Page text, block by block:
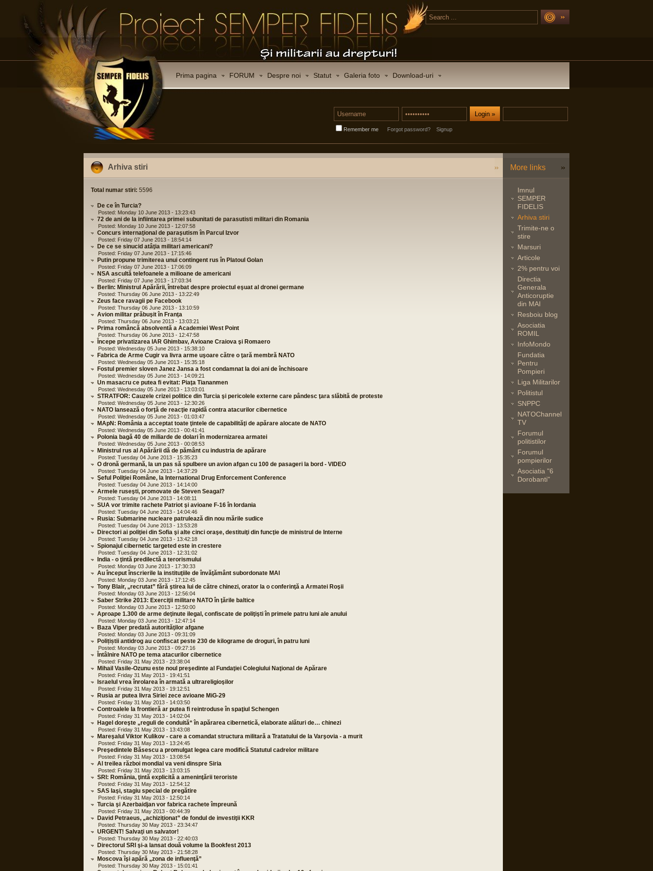
Prima pagina FORUM Despre noi Statut Galeria foto Download-uri
Remember me Forgot password? Signup
Arhiva stiri
Total numar stiri: 5596
De ce în Turcia?
Posted: Monday 10 June 2013 - 13:23:43
72 de ani de la infiintarea primei subunitati de parasutisti militari din Romania
Posted: Monday 10 June 2013 - 12:07:58
Concurs internaţional de paraşutism în Parcul Izvor
Posted: Friday 07 June 2013 - 18:54:14
De ce se sinucid atâţia militari americani?
Posted: Friday 07 June 2013 - 17:15:46
Putin propune trimiterea unui contingent rus în Platoul Golan
Posted: Friday 07 June 2013 - 17:06:09
NSA ascultă telefoanele a milioane de americani
Posted: Friday 07 June 2013 - 17:03:34
Berlin: Ministrul Apărării, întrebat despre proiectul eşuat al dronei germane
Posted: Thursday 06 June 2013 - 13:22:49
Zeus face ravagii pe Facebook
Posted: Thursday 06 June 2013 - 13:10:59
Avion militar prăbuşit în Franţa
Posted: Thursday 06 June 2013 - 13:03:21
Prima româncă absolventă a Academiei West Point
Posted: Thursday 06 June 2013 - 12:47:58
Începe privatizarea IAR Ghimbav, Avioane Craiova şi Romaero
Posted: Wednesday 05 June 2013 - 15:38:10
Fabrica de Arme Cugir va livra arme uşoare către o ţară membră NATO
Posted: Wednesday 05 June 2013 - 15:35:18
Fostul premier sloven Janez Jansa a fost condamnat la doi ani de închisoare
Posted: Wednesday 05 June 2013 - 14:09:21
Un masacru ce putea fi evitat: Piaţa Tiananmen
Posted: Wednesday 05 June 2013 - 13:03:01
STRATFOR: Cauzele crizei politice din Turcia şi pericolele externe care pândesc ţara slăbită de proteste
Posted: Wednesday 05 June 2013 - 12:30:26
NATO lansează o forţă de reacţie rapidă contra atacurilor cibernetice
Posted: Wednesday 05 June 2013 - 01:03:47
MApN: România a acceptat toate ţintele de capabilităţi de apărare alocate de NATO
Posted: Wednesday 05 June 2013 - 00:41:41
Polonia bagă 40 de miliarde de dolari în modernizarea armatei
Posted: Wednesday 05 June 2013 - 00:08:53
Ministrul rus al Apărării dă de pământ cu industria de apărare
Posted: Tuesday 04 June 2013 - 15:35:23
O dronă germană, la un pas să spulbere un avion afgan cu 100 de pasageri la bord - VIDEO
Posted: Tuesday 04 June 2013 - 14:37:29
Şeful Poliţiei Române, la International Drug Enforcement Conference
Posted: Tuesday 04 June 2013 - 14:14:00
Armele ruseşti, promovate de Steven Seagal?
Posted: Tuesday 04 June 2013 - 14:08:11
SUA vor trimite rachete Patriot şi avioane F-16 în Iordania
Posted: Tuesday 04 June 2013 - 14:04:46
Rusia: Submarine nucleare patrulează din nou mările sudice
Posted: Tuesday 04 June 2013 - 13:53:28
Directori ai poliţiei din Sofia şi alte cinci oraşe, destituiţi din funcţie de ministrul de Interne
Posted: Tuesday 04 June 2013 - 13:42:18
Spionajul cibernetic targeted este in crestere
Posted: Tuesday 04 June 2013 - 12:31:02
India - o ţintă predilectă a terorismului
Posted: Monday 03 June 2013 - 17:30:33
Au început înscrierile la instituţiile de învăţământ subordonate MAI
Posted: Monday 03 June 2013 - 17:12:45
Tony Blair, „recrutat” fără ştirea lui de către chinezi, orator la o conferinţă a Armatei Roşii
Posted: Monday 03 June 2013 - 12:56:04
Saber Strike 2013: Exerciţii militare NATO în ţările baltice
Posted: Monday 03 June 2013 - 12:50:00
Aproape 1.300 de arme deţinute ilegal, confiscate de poliţişti în primele patru luni ale anului
Posted: Monday 03 June 2013 - 12:47:14
Baza Viper predată autorităţilor afgane
Posted: Monday 03 June 2013 - 09:31:09
Polițiștii antidrog au confiscat peste 230 de kilograme de droguri, în patru luni
Posted: Monday 03 June 2013 - 09:27:16
Întâlnire NATO pe tema atacurilor cibernetice
Posted: Friday 31 May 2013 - 23:38:04
Mihail Vasile-Ozunu este noul preşedinte al Fundaţiei Colegiului Naţional de Apărare
Posted: Friday 31 May 2013 - 19:41:51
Israelul vrea înrolarea în armată a ultrareligioşilor
Posted: Friday 31 May 2013 - 19:12:51
Rusia ar putea livra Siriei zece avioane MiG-29
Posted: Friday 31 May 2013 - 14:03:50
Controalele la frontieră ar putea fi reintroduse în spaţiul Schengen
Posted: Friday 31 May 2013 - 14:02:04
Hagel doreşte „reguli de conduită“ în apărarea cibernetică, elaborate alături de… chinezi
Posted: Friday 31 May 2013 - 13:43:08
Mareşalul Viktor Kulikov - care a comandat structura militară a Tratatului de la Varşovia - a murit
Posted: Friday 31 May 2013 - 13:24:45
Preşedintele Băsescu a promulgat legea care modifică Statutul cadrelor militare
Posted: Friday 31 May 2013 - 13:08:54
Al treilea război mondial va veni dinspre Siria
Posted: Friday 31 May 2013 - 13:03:15
SRI: România, ţintă explicită a ameninţării teroriste
Posted: Friday 31 May 2013 - 12:54:12
SAS Iaşi, stagiu special de pregătire
Posted: Friday 31 May 2013 - 12:50:14
Turcia şi Azerbaidjan vor fabrica rachete împreună
Posted: Friday 31 May 2013 - 00:44:39
David Petraeus, „achiziţionat” de fondul de investiţii KKR
Posted: Thursday 30 May 2013 - 23:34:47
URGENT! Salvaţi un salvator!
Posted: Thursday 30 May 2013 - 22:40:03
Directorul SRI şi-a lansat două volume la Bookfest 2013
Posted: Thursday 30 May 2013 - 21:58:28
Moscova îşi apără „zona de influenţă”
Posted: Thursday 30 May 2013 - 15:01:41
More links
Imnul
SEMPER
FIDELIS
Arhiva stiri
Trimite-ne o
stire
Marsuri
Articole
2% pentru voi
Directia
Generala
Anticoruptie
din MAI
Resboiu blog
Asociatia
ROMIL
InfoMondo
Fundatia
Pentru
Pompieri
Liga Militarilor
Politistul
SNPPC
NATOChannel
TV
Forumul
politistilor
Forumul
pompierilor
Asociatia "6
Dorobanti"